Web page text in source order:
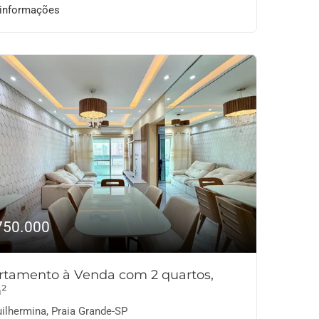
à Venda com 2 quartos,
Praia Grande-SP